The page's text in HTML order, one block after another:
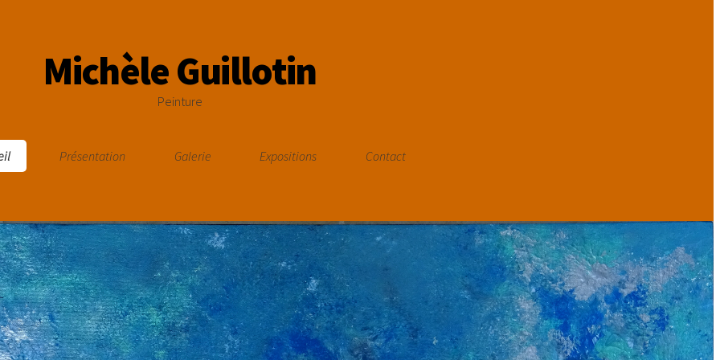
Michèle Guillotin
Peinture
Présentation Galerie Expositions Contact